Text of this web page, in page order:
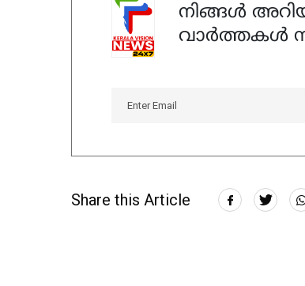
നിങ്ങൾ
വാർത്തകൾ
Share this Article